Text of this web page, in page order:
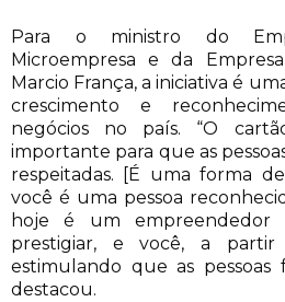
Para o ministro do
Microempresa e da
Marcio França, a iniciativa é
crescimento e
negócios no país. “O
importante para que as
respeitadas. [É uma forma
você é uma pessoa
hoje é um
prestigiar, e você, a partir
estimulando que as pessoas
destacou.